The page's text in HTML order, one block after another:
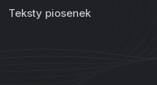
Teksty piosenek